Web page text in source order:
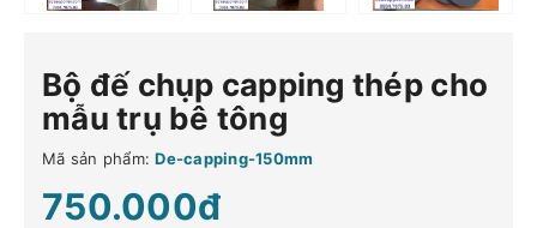
Bộ đế chụp capping thép cho
mẫu trụ bê tông
Mã sản phẩm: De-capping-150mm
750.000đ